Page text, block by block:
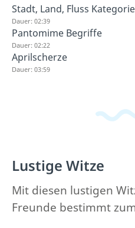
Stadt, Land, Fluss
Dauer: 02:39
Pantomime Begriffe
Dauer: 02:22
Aprilscherze
Dauer: 03:59
Lustige Witze
Mit diesen lustigen
Freunde bestimmt